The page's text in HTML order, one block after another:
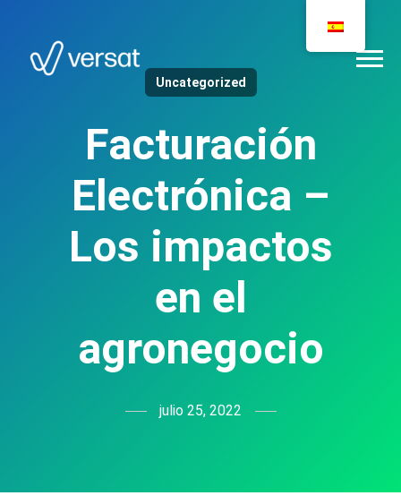
Uncategorized
Facturación
Electrónica –
Los impactos
en el
agronegocio
julio 25, 2022